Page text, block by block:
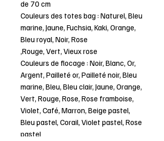
de 70 cm
Couleurs des totes bag : Naturel, Bleu
marine, Jaune, Fuchsia, Kaki, Orange,
Bleu royal, Noir, Rose
,Rouge, Vert, Vieux rose
Couleurs de flocage : Noir, Blanc, Or,
Argent, Pailleté or, Pailleté noir, Bleu
marine, Bleu, Bleu clair, Jaune, Orange,
Vert, Rouge, Rose, Rose framboise,
Violet, Café, Marron, Beige pastel,
Bleu pastel, Corail, Violet pastel, Rose
pastel